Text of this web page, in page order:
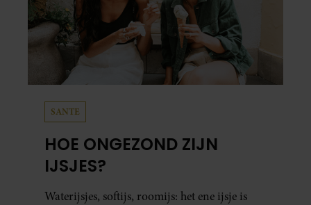
SANTE
HOE ONGEZOND ZIJN
IJSJES?
Waterijsjes, softijs, roomijs: het ene ijsje is